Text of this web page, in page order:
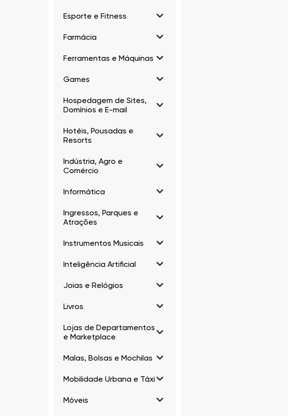
Esporte e Fitness
Farmácia
Ferramentas e Máquinas
Games
Hospedagem de Sites,
Domínios e E-mail
Hotéis, Pousadas e
Resorts
Indústria, Agro e
Comércio
Informática
Ingressos, Parques e
Atrações
Instrumentos Musicais
Inteligência Artificial
Joias e Relógios
Livros
Lojas de Departamentos
e Marketplace
Malas, Bolsas e Mochilas
Mobilidade Urbana e Táxi
Móveis